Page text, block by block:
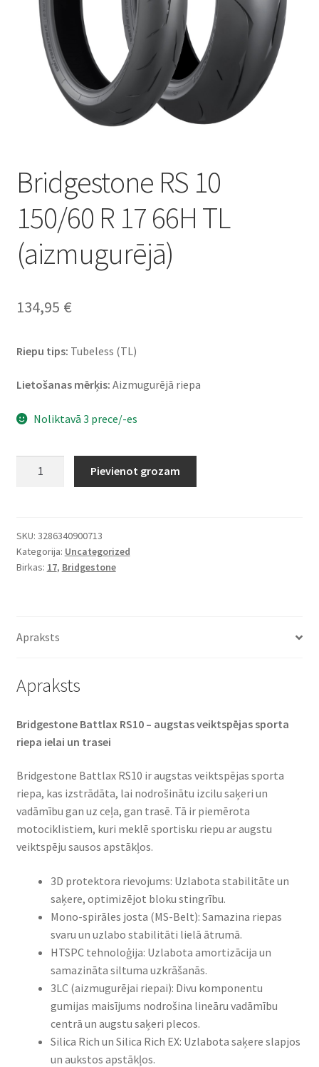
Bridgestone RS 10
150/60 R 17 66H TL
(aizmugurējā)
134,95 €
Riepu tips: Tubeless (TL)
Lietošanas mērķis: Aizmugurējā riepa
Noliktavā 3 prece/-es
R
17
66H
Pievienot grozam
SKU: 3286340900713
Kategorija: Uncategorized
Birkas: 17, Bridgestone
Apraksts
Apraksts
Bridgestone Battlax RS10 – augstas veiktspējas sporta
riepa ielai un trasei​
Bridgestone Battlax RS10 ir augstas veiktspējas sporta
riepa, kas izstrādāta, lai nodrošinātu izcilu saķeri un
vadāmību gan uz ceļa, gan trasē. Tā ir piemērota
motociklistiem, kuri meklē sportisku riepu ar augstu
veiktspēju sausos apstākļos.​
3D protektora rievojums: Uzlabota stabilitāte un
saķere, optimizējot bloku stingrību.​
Mono-spirāles josta (MS-Belt): Samazina riepas
svaru un uzlabo stabilitāti lielā ātrumā.​
HTSPC tehnoloģija: Uzlabota amortizācija un
samazināta siltuma uzkrāšanās.​
3LC (aizmugurējai riepai): Divu komponentu
gumijas maisījums nodrošina lineāru vadāmību
centrā un augstu saķeri plecos.​
Silica Rich un Silica Rich EX: Uzlabota saķere slapjos
un aukstos apstākļos.​